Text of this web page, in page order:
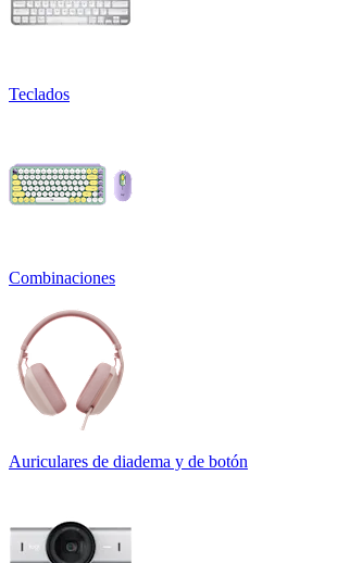
Teclados
Combinaciones
Auriculares de diadema y de botón